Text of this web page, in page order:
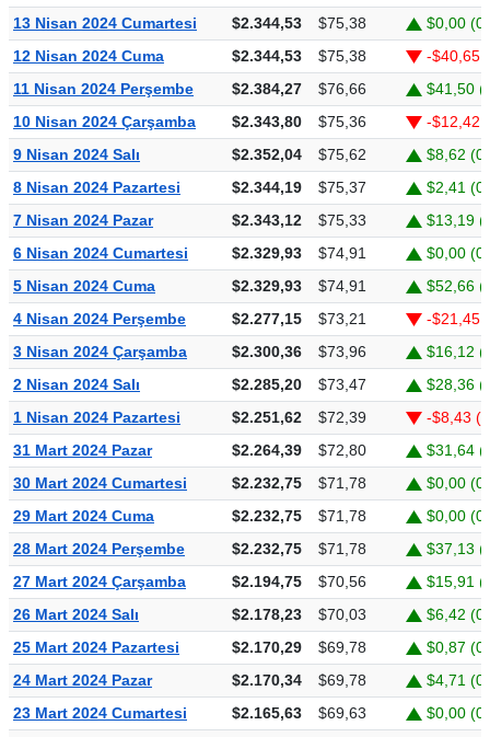
13 Nisan 2024 Cumartesi
$2.344,53 $75,38
$0,00
12 Nisan 2024 Cuma
$2.344,53 $75,38
-$40,65
11 Nisan 2024 Perşembe
$2.384,27 $76,66
$41,50
10 Nisan 2024 Çarşamba
$2.343,80 $75,36
-$12,42
9 Nisan 2024 Salı
$2.352,04 $75,62
$8,62
8 Nisan 2024 Pazartesi
$2.344,19 $75,37
$2,41
7 Nisan 2024 Pazar
$2.343,12 $75,33
$13,19
6 Nisan 2024 Cumartesi
$2.329,93 $74,91
$0,00
5 Nisan 2024 Cuma
$2.329,93 $74,91
$52,66
4 Nisan 2024 Perşembe
$2.277,15 $73,21
-$21,45
3 Nisan 2024 Çarşamba
$2.300,36 $73,96
$16,12
2 Nisan 2024 Salı
$2.285,20 $73,47
$28,36
1 Nisan 2024 Pazartesi
$2.251,62 $72,39
-$8,43 (-
31 Mart 2024 Pazar
$2.264,39 $72,80
$31,64
30 Mart 2024 Cumartesi
$2.232,75 $71,78
$0,00
29 Mart 2024 Cuma
$2.232,75 $71,78
$0,00
28 Mart 2024 Perşembe
$2.232,75 $71,78
$37,13
27 Mart 2024 Çarşamba
$2.194,75 $70,56
$15,91
26 Mart 2024 Salı
$2.178,23 $70,03
$6,42
25 Mart 2024 Pazartesi
$2.170,29 $69,78
$0,87
24 Mart 2024 Pazar
$2.170,34 $69,78
$4,71
23 Mart 2024 Cumartesi
$2.165,63 $69,63
$0,00